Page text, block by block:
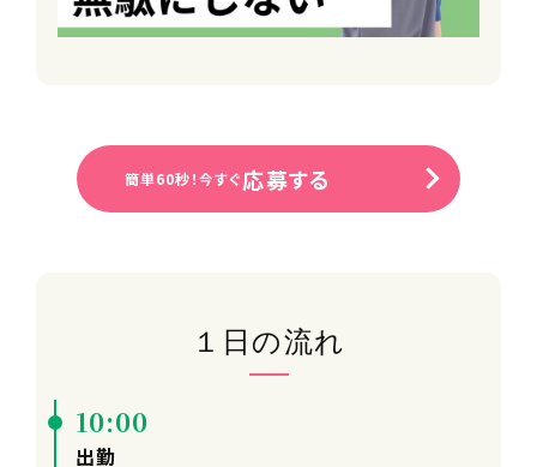
簡単60秒！今すぐ応募する
１日の流れ
10:00
出勤